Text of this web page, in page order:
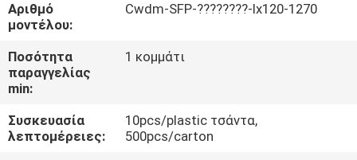
ΠΟΙΟΤΙΚΌΣ
ΈΛΕΓΧΟΣ
ΕΛΆΤΕ
Αριθμό
μοντέλου:
Cwdm-SFP-????????-lx120-1270
Ποσότητα
παραγγελίας
min:
1 κομμάτι
Συσκευασία
λεπτομέρειες:
10pcs/plastic τσάντα,
500pcs/carton